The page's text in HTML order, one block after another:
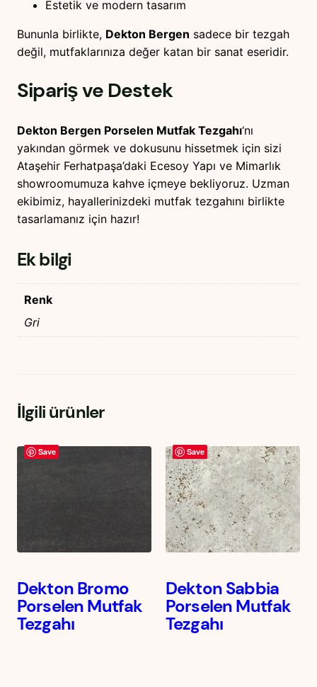
Estetik ve modern tasarım
Bununla birlikte, Dekton Bergen sadece bir tezgah
değil, mutfaklarınıza değer katan bir sanat eseridir.
Sipariş ve Destek
Dekton Bergen Porselen Mutfak Tezgahı‘nı
yakından görmek ve dokusunu hissetmek için sizi
Ataşehir Ferhatpaşa’daki Ecesoy Yapı ve Mimarlık
showroomumuza kahve içmeye bekliyoruz. Uzman
ekibimiz, hayallerinizdeki mutfak tezgahını birlikte
tasarlamanız için hazır!
Ek bilgi
Renk
Gri
İlgili ürünler
Save
Dekton Bromo
Porselen Mutfak
Tezgahı
Save
Dekton Sabbia
Porselen Mutfak
Tezgahı